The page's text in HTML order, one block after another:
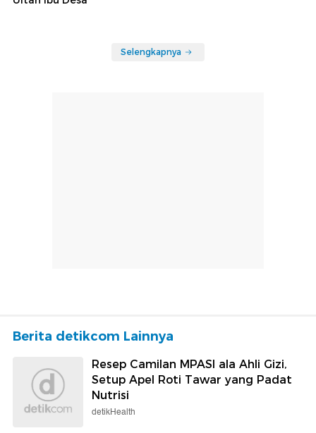
Selengkapnya
Berita detikcom Lainnya
Resep Camilan MPASI ala Ahli Gizi,
Setup Apel Roti Tawar yang Padat
Nutrisi
detikHealth